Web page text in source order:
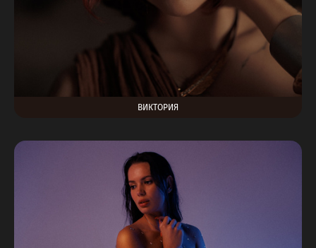
ВИКТОРИЯ